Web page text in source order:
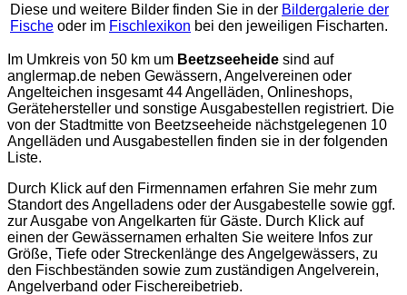
Diese und weitere Bilder finden Sie in der Bildergalerie der
Fische oder im Fischlexikon bei den jeweiligen Fischarten.
Im Umkreis von 50 km um Beetzseeheide sind auf
anglermap.de neben Gewässern, Angelvereinen oder
Angelteichen insgesamt 44 Angelläden, Onlineshops,
Gerätehersteller und sonstige Ausgabestellen registriert. Die
von der Stadtmitte von Beetzseeheide nächstgelegenen 10
Angelläden und Ausgabestellen finden sie in der folgenden
Liste.
Durch Klick auf den Firmennamen erfahren Sie mehr zum
Standort des Angelladens oder der Ausgabestelle sowie ggf.
zur Ausgabe von Angelkarten für Gäste. Durch Klick auf
einen der Gewässernamen erhalten Sie weitere Infos zur
Größe, Tiefe oder Streckenlänge des Angelgewässers, zu
den Fischbeständen sowie zum zuständigen Angelverein,
Angelverband oder Fischereibetrieb.